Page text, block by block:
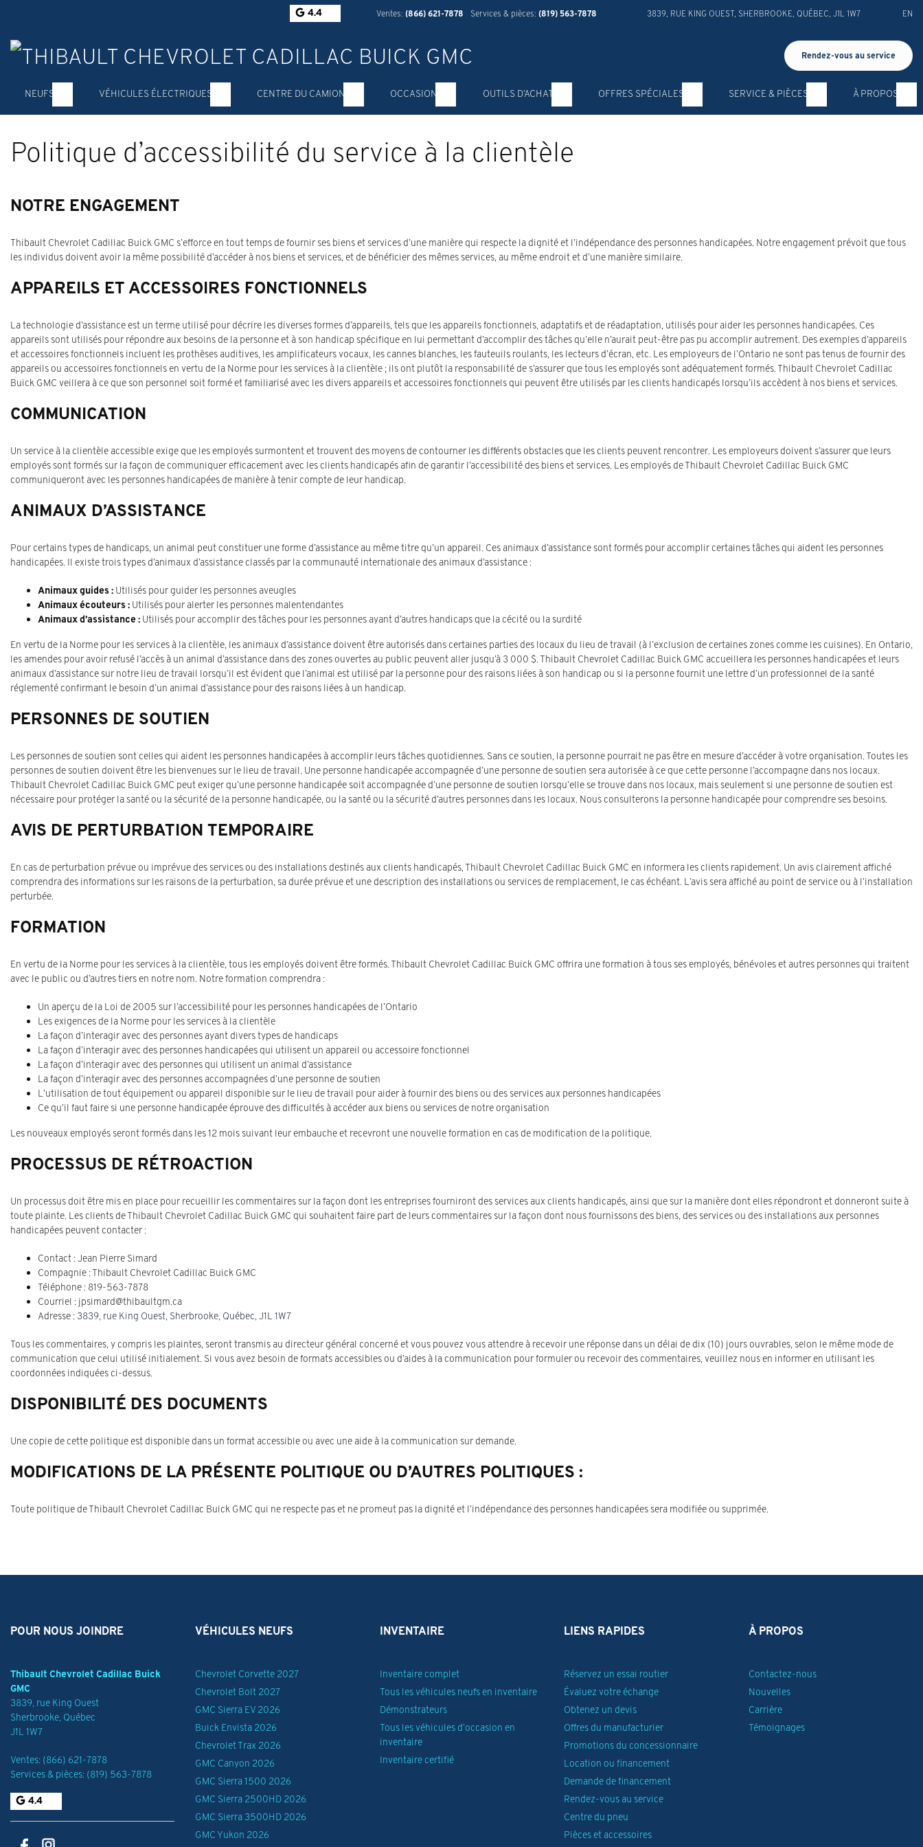
4.4 Ventes: (866) 621-7878 Services & pièces: (819) 563-7878 3839, RUE KING OUEST SHERBROOKE QUÉBEC J1L 1W7 EN
Rendez-vous au service
NEUFS VÉHICULES ÉLECTRIQUES CENTRE DU CAMION OCCASION OUTILS D’ACHAT OFFRES SPÉCIALES SERVICE & PIÈCES À PROPOS
Politique d’accessibilité du service à la clientèle
NOTRE ENGAGEMENT
Thibault Chevrolet Cadillac Buick GMC s’efforce en tout temps de fournir ses biens et services d’une manière qui respecte la dignité et l’indépendance des personnes handicapées. Notre engagement prévoit que tous
les individus doivent avoir la même possibilité d’accéder à nos biens et services, et de bénéficier des mêmes services, au même endroit et d’une manière similaire.
APPAREILS ET ACCESSOIRES FONCTIONNELS
La technologie d’assistance est un terme utilisé pour décrire les diverses formes d’appareils, tels que les appareils fonctionnels, adaptatifs et de réadaptation, utilisés pour aider les personnes handicapées. Ces
appareils sont utilisés pour répondre aux besoins de la personne et à son handicap spécifique en lui permettant d’accomplir des tâches qu’elle n’aurait peut-être pas pu accomplir autrement. Des exemples d’appareils
et accessoires fonctionnels incluent les prothèses auditives, les amplificateurs vocaux, les cannes blanches, les fauteuils roulants, les lecteurs d’écran, etc. Les employeurs de l’Ontario ne sont pas tenus de fournir des
appareils ou accessoires fonctionnels en vertu de la Norme pour les services à la clientèle ; ils ont plutôt la responsabilité de s’assurer que tous les employés sont adéquatement formés. Thibault Chevrolet Cadillac
Buick GMC veillera à ce que son personnel soit formé et familiarisé avec les divers appareils et accessoires fonctionnels qui peuvent être utilisés par les clients handicapés lorsqu’ils accèdent à nos biens et services.
COMMUNICATION
Un service à la clientèle accessible exige que les employés surmontent et trouvent des moyens de contourner les différents obstacles que les clients peuvent rencontrer. Les employeurs doivent s’assurer que leurs
employés sont formés sur la façon de communiquer efficacement avec les clients handicapés afin de garantir l’accessibilité des biens et services. Les employés de Thibault Chevrolet Cadillac Buick GMC
communiqueront avec les personnes handicapées de manière à tenir compte de leur handicap.
ANIMAUX D’ASSISTANCE
Pour certains types de handicaps, un animal peut constituer une forme d’assistance au même titre qu’un appareil. Ces animaux d’assistance sont formés pour accomplir certaines tâches qui aident les personnes
handicapées. Il existe trois types d’animaux d’assistance classés par la communauté internationale des animaux d’assistance :
Animaux guides : Utilisés pour guider les personnes aveugles
Animaux écouteurs : Utilisés pour alerter les personnes malentendantes
Animaux d’assistance : Utilisés pour accomplir des tâches pour les personnes ayant d’autres handicaps que la cécité ou la surdité
En vertu de la Norme pour les services à la clientèle, les animaux d’assistance doivent être autorisés dans certaines parties des locaux du lieu de travail (à l’exclusion de certaines zones comme les cuisines). En Ontario,
les amendes pour avoir refusé l’accès à un animal d’assistance dans des zones ouvertes au public peuvent aller jusqu’à 3 000 $. Thibault Chevrolet Cadillac Buick GMC accueillera les personnes handicapées et leurs
animaux d’assistance sur notre lieu de travail lorsqu’il est évident que l’animal est utilisé par la personne pour des raisons liées à son handicap ou si la personne fournit une lettre d’un professionnel de la santé
réglementé confirmant le besoin d’un animal d’assistance pour des raisons liées à un handicap.
PERSONNES DE SOUTIEN
Les personnes de soutien sont celles qui aident les personnes handicapées à accomplir leurs tâches quotidiennes. Sans ce soutien, la personne pourrait ne pas être en mesure d’accéder à votre organisation. Toutes les
personnes de soutien doivent être les bienvenues sur le lieu de travail. Une personne handicapée accompagnée d’une personne de soutien sera autorisée à ce que cette personne l’accompagne dans nos locaux.
Thibault Chevrolet Cadillac Buick GMC peut exiger qu’une personne handicapée soit accompagnée d’une personne de soutien lorsqu’elle se trouve dans nos locaux, mais seulement si une personne de soutien est
nécessaire pour protéger la santé ou la sécurité de la personne handicapée, ou la santé ou la sécurité d’autres personnes dans les locaux. Nous consulterons la personne handicapée pour comprendre ses besoins.
AVIS DE PERTURBATION TEMPORAIRE
En cas de perturbation prévue ou imprévue des services ou des installations destinés aux clients handicapés, Thibault Chevrolet Cadillac Buick GMC en informera les clients rapidement. Un avis clairement affiché
comprendra des informations sur les raisons de la perturbation, sa durée prévue et une description des installations ou services de remplacement, le cas échéant. L’avis sera affiché au point de service ou à l’installation
perturbée.
FORMATION
En vertu de la Norme pour les services à la clientèle, tous les employés doivent être formés. Thibault Chevrolet Cadillac Buick GMC offrira une formation à tous ses employés, bénévoles et autres personnes qui traitent
avec le public ou d’autres tiers en notre nom. Notre formation comprendra :
Un aperçu de la Loi de 2005 sur l’accessibilité pour les personnes handicapées de l’Ontario
Les exigences de la Norme pour les services à la clientèle
La façon d’interagir avec des personnes ayant divers types de handicaps
La façon d’interagir avec des personnes handicapées qui utilisent un appareil ou accessoire fonctionnel
La façon d’interagir avec des personnes qui utilisent un animal d’assistance
La façon d’interagir avec des personnes accompagnées d’une personne de soutien
L’utilisation de tout équipement ou appareil disponible sur le lieu de travail pour aider à fournir des biens ou des services aux personnes handicapées
Ce qu’il faut faire si une personne handicapée éprouve des difficultés à accéder aux biens ou services de notre organisation
Les nouveaux employés seront formés dans les 12 mois suivant leur embauche et recevront une nouvelle formation en cas de modification de la politique.
PROCESSUS DE RÉTROACTION
Un processus doit être mis en place pour recueillir les commentaires sur la façon dont les entreprises fourniront des services aux clients handicapés, ainsi que sur la manière dont elles répondront et donneront suite à
toute plainte. Les clients de Thibault Chevrolet Cadillac Buick GMC qui souhaitent faire part de leurs commentaires sur la façon dont nous fournissons des biens, des services ou des installations aux personnes
handicapées peuvent contacter :
Contact : Jean Pierre Simard
Compagnie : Thibault Chevrolet Cadillac Buick GMC
Téléphone : 819-563-7878
Courriel : jpsimard@thibaultgm.ca
Adresse : 3839, rue King Ouest, Sherbrooke, Québec, J1L 1W7
Tous les commentaires, y compris les plaintes, seront transmis au directeur général concerné et vous pouvez vous attendre à recevoir une réponse dans un délai de dix (10) jours ouvrables, selon le même mode de
communication que celui utilisé initialement. Si vous avez besoin de formats accessibles ou d’aides à la communication pour formuler ou recevoir des commentaires, veuillez nous en informer en utilisant les
coordonnées indiquées ci-dessus.
DISPONIBILITÉ DES DOCUMENTS
Une copie de cette politique est disponible dans un format accessible ou avec une aide à la communication sur demande.
MODIFICATIONS DE LA PRÉSENTE POLITIQUE OU D’AUTRES POLITIQUES :
Toute politique de Thibault Chevrolet Cadillac Buick GMC qui ne respecte pas et ne promeut pas la dignité et l’indépendance des personnes handicapées sera modifiée ou supprimée.
POUR NOUS JOINDRE
Thibault Chevrolet Cadillac Buick
GMC
3839, rue King Ouest
Sherbrooke, Québec
J1L 1W7
Ventes: (866) 621-7878
Services & pièces: (819) 563-7878
4.4
VÉHICULES NEUFS
Chevrolet Corvette 2027
Chevrolet Bolt 2027
GMC Sierra EV 2026
Buick Envista 2026
Chevrolet Trax 2026
GMC Canyon 2026
GMC Sierra 1500 2026
GMC Sierra 2500HD 2026
GMC Sierra 3500HD 2026
GMC Yukon 2026
INVENTAIRE
Inventaire complet
Tous les véhicules neufs en inventaire
Démonstrateurs
Tous les véhicules d’occasion en
inventaire
Inventaire certifié
LIENS RAPIDES
Réservez un essai routier
Évaluez votre échange
Obtenez un devis
Offres du manufacturier
Promotions du concessionnaire
Location ou financement
Demande de financement
Rendez-vous au service
Centre du pneu
Pièces et accessoires
À PROPOS
Contactez-nous
Nouvelles
Carrière
Témoignages